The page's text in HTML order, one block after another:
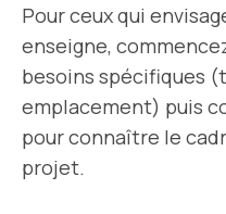
Pour ceux qui
enseigne,
besoins spécifiques
emplacement) puis
pour connaître le
projet.